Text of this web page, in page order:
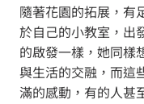
隨著花園的拓展，有
於自己的小教室，出
的啟發一樣，她同樣
與生活的交融，而這
滿的感動，有的人甚